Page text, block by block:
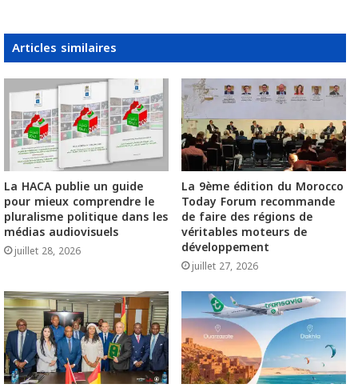
Articles similaires
La HACA publie un guide
pour mieux comprendre le
pluralisme politique dans les
médias audiovisuels
juillet 28, 2026
La 9ème édition du Morocco
Today Forum recommande
de faire des régions de
véritables moteurs de
développement
juillet 27, 2026